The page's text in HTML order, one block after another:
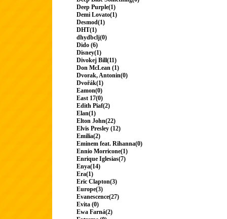
Deep Purple(1)
Demi Lovato(1)
Desmod(1)
DHT(1)
dhydbclj(0)
Dido (6)
Disney(1)
Divokej Bill(11)
Don McLean (1)
Dvorak, Antonin(0)
Dvořák(1)
Eamon(0)
East 17(0)
Edith Piaf(2)
Elan(1)
Elton John(22)
Elvis Presley (12)
Emilia(2)
Eminem feat. Rihanna(0)
Ennio Morricone(1)
Enrique Iglesias(7)
Enya(14)
Era(1)
Eric Clapton(3)
Europe(3)
Evanescence(27)
Evita (0)
Ewa Farná(2)